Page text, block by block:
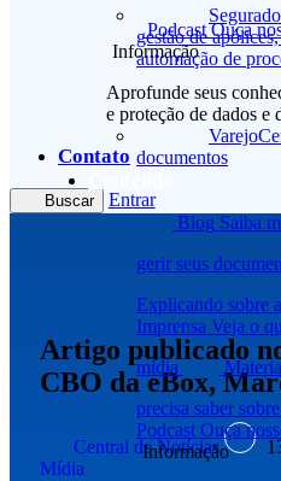
gestão de
automação de
Varejo
documentos
Blog Saiba
gerir seus
Explicando sobre
Imprensa Veja o
mídia
precisa saber
Podcast Ouça
Informação
Podcast Ouça
Informação
Aprofunde seus
e proteção de dados e
Contato
Buscar Entrar
Artigo publicado
CBO da eBox,
Central de Notícias
Mídia